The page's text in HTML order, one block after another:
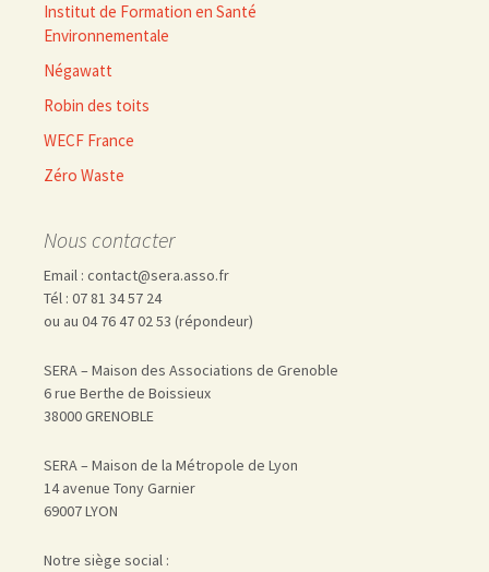
Institut de Formation en Santé
Environnementale
Négawatt
Robin des toits
WECF France
Zéro Waste
Nous contacter
Email : contact@sera.asso.fr
Tél : 07 81 34 57 24
ou au 04 76 47 02 53 (répondeur)
SERA – Maison des Associations de Grenoble
6 rue Berthe de Boissieux
38000 GRENOBLE
SERA – Maison de la Métropole de Lyon
14 avenue Tony Garnier
69007 LYON
Notre siège social :